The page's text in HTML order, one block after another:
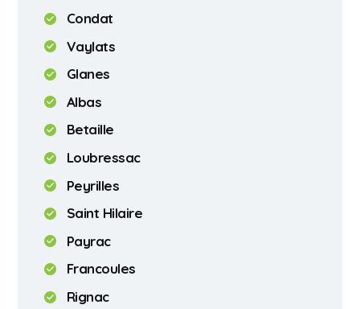
Condat
Vaylats
Glanes
Albas
Betaille
Loubressac
Peyrilles
Saint Hilaire
Payrac
Francoules
Rignac